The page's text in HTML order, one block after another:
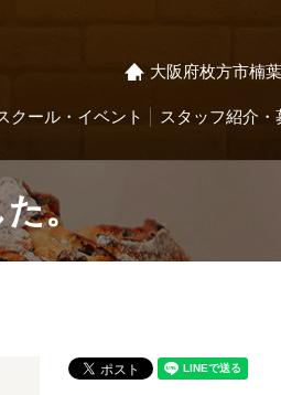
大阪府枚方市楠
クール・イベント スタッフ紹介・
。